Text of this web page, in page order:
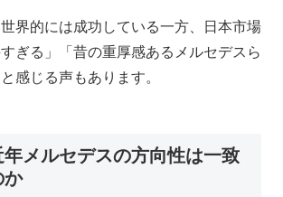
界的には成功している一方、日本市場
ぎる」「昔の重厚感あるメルセデスら
感じる声もあります。
メルセデスの方向性は一致
か